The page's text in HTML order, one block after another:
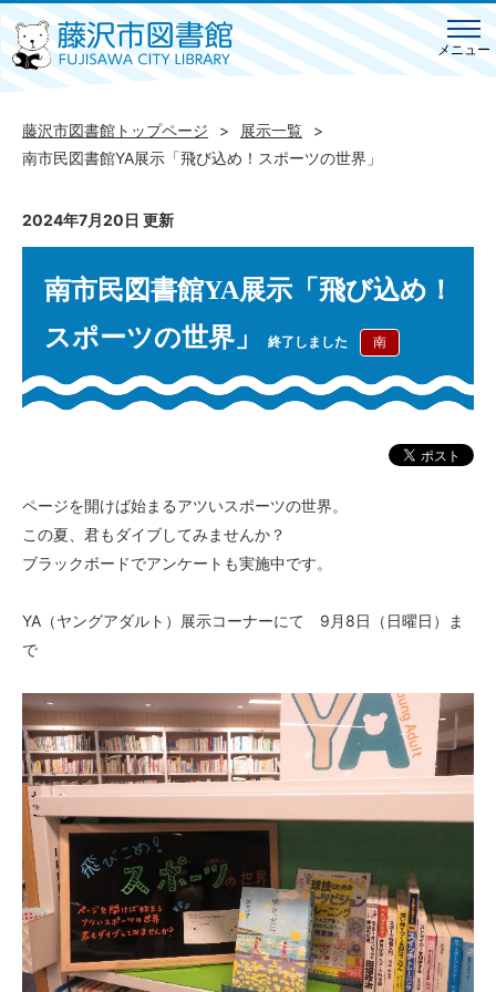
メニュー
藤沢市図書館トップページ
展示一覧
南市民図書館YA展示「飛び込め！スポーツの世界」
2024年7月20日 更新
南市民図書館YA展示「飛び込め！
スポーツの世界」
終了しました 南
ページを開けば始まるアツいスポーツの世界。
この夏、君もダイブしてみませんか？
ブラックボードでアンケートも実施中です。
YA（ヤングアダルト）展示コーナーにて 9月8日（日曜日）ま
で